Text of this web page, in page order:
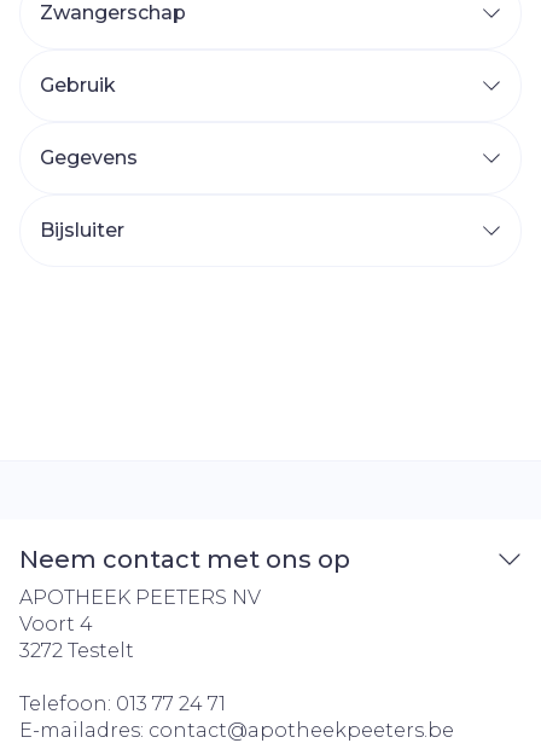
Zwangerschap
Gebruik
Gegevens
Bijsluiter
Neem contact met ons op
APOTHEEK PEETERS NV
Voort 4
3272 Testelt
Telefoon: 013 77 24 71
E-mailadres: contact@apotheekpeeters.be